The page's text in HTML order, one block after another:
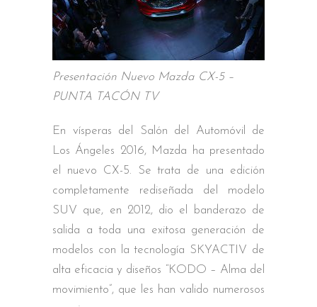
Presentación Nuevo Mazda CX-5 –
PUNTA TACÓN TV
En vísperas del Salón del Automóvil de
Los Ángeles 2016, Mazda ha presentado
el nuevo CX-5. Se trata de una edición
completamente rediseñada del modelo
SUV que, en 2012, dio el banderazo de
salida a toda una exitosa generación de
modelos con la tecnología SKYACTIV de
alta eficacia y diseños “KODO – Alma del
movimiento”, que les han valido numerosos